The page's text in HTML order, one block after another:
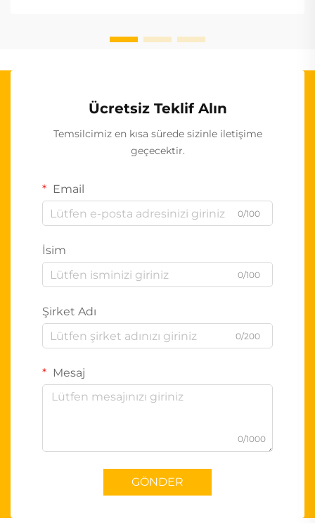
Ücretsiz Teklif Alın
Temsilcimiz en kısa sürede sizinle iletişime
geçecektir.
Email
0/100
İsim
0/100
Şirket Adı
0/200
Mesaj
0/1000
GÖNDER